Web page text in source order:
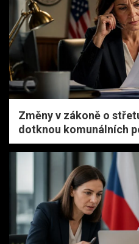
Změny v zákoně o
dotknou komunálních